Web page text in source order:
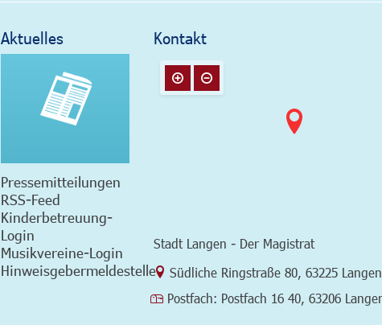
Aktuelles
Pressemitteilungen
RSS-Feed
Kinderbetreuung-
Login
Musikvereine-Login
Hinweisgebermeldestelle
Kontakt
Stadt Langen - Der Magistrat
Link zur Google-Maps Navigation
Südliche Ringstraße 80, 63225 Langen
Postfach: Postfach 16 40, 63206